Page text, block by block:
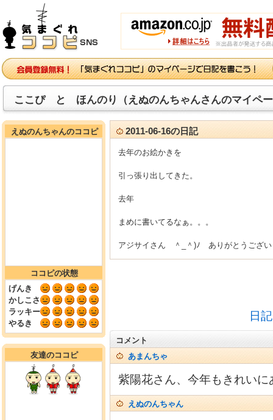
ここぴ と ほんのり（えぬのんちゃんさんのマイペ
えぬのんちゃんのココピ
ココピの状態
げんき
かしこさ
ラッキー
やるき
友達のココピ
2011-06-16の日記
去年のお絵かきを
引っ張り出してきた。
去年
まめに書いてるなぁ。。。
アジサイさん ＾_＾)ﾉ ありがとうござい
日
コメント
あまんちゃ
紫陽花さん、今年もきれいに
えぬのんちゃん